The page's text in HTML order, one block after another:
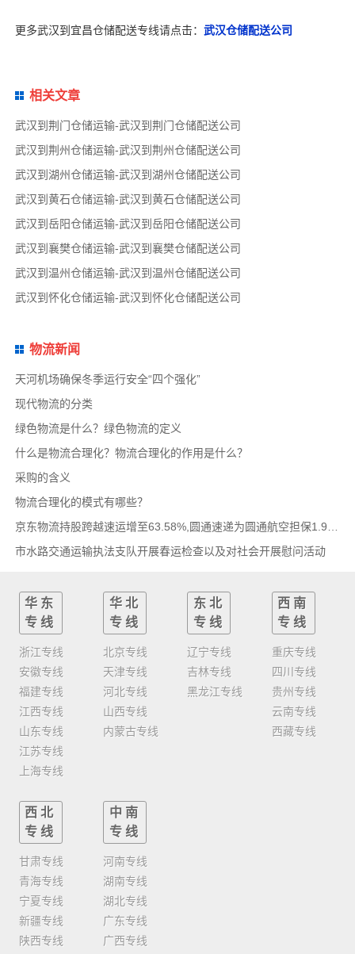
更多武汉到宜昌仓储配送专线请点击： 武汉仓储配送公司
相关文章
武汉到荆门仓储运输-武汉到荆门仓储配送公司
武汉到荆州仓储运输-武汉到荆州仓储配送公司
武汉到湖州仓储运输-武汉到湖州仓储配送公司
武汉到黄石仓储运输-武汉到黄石仓储配送公司
武汉到岳阳仓储运输-武汉到岳阳仓储配送公司
武汉到襄樊仓储运输-武汉到襄樊仓储配送公司
武汉到温州仓储运输-武汉到温州仓储配送公司
武汉到怀化仓储运输-武汉到怀化仓储配送公司
物流新闻
天河机场确保冬季运行安全“四个强化”
现代物流的分类
绿色物流是什么？绿色物流的定义
什么是物流合理化？物流合理化的作用是什么？
采购的含义
物流合理化的模式有哪些？
市水路交通运输执法支队开展春运检查以及对社会开展慰问活动
华东
专线
浙江专线
安徽专线
福建专线
江西专线
山东专线
江苏专线
上海专线
华北
专线
北京专线
天津专线
河北专线
山西专线
内蒙古专线
东北
专线
辽宁专线
吉林专线
黑龙江专线
西南
专线
重庆专线
四川专线
贵州专线
云南专线
西藏专线
西北
专线
甘肃专线
青海专线
宁夏专线
新疆专线
陕西专线
中南
专线
河南专线
湖南专线
湖北专线
广东专线
广西专线